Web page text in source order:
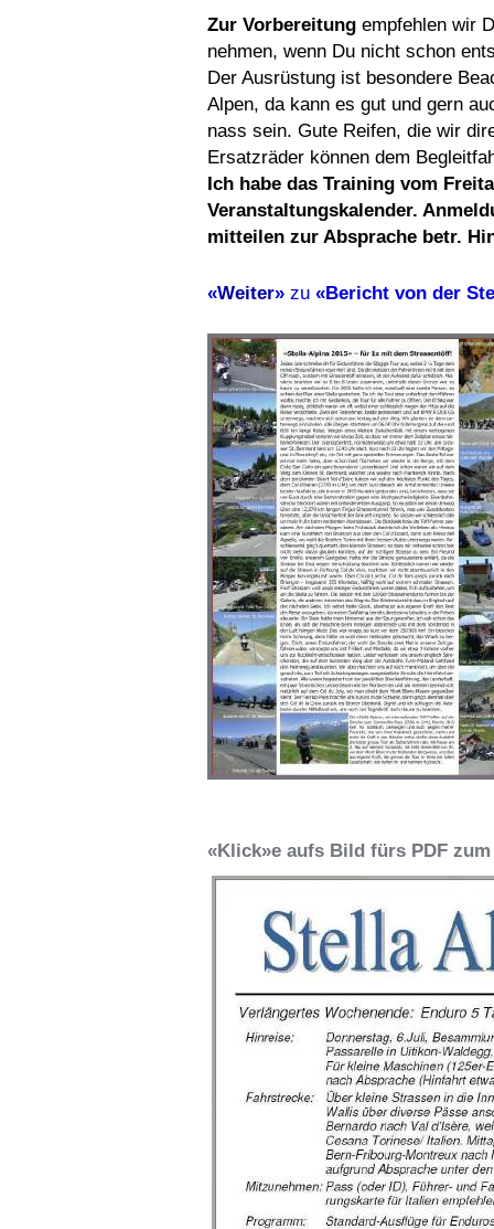
Zur Vorbereitung empfehlen wir
nehmen, wenn Du nicht schon
Der Ausrüstung ist besondere
Alpen, da kann es gut und gern
nass sein. Gute Reifen, die wir
Ersatzräder können dem
Ich habe das Training vom
Veranstaltungskalender.
mitteilen zur Absprache betr.
«Weiter» zu «Bericht von der
«Klick»e aufs Bild fürs PDF